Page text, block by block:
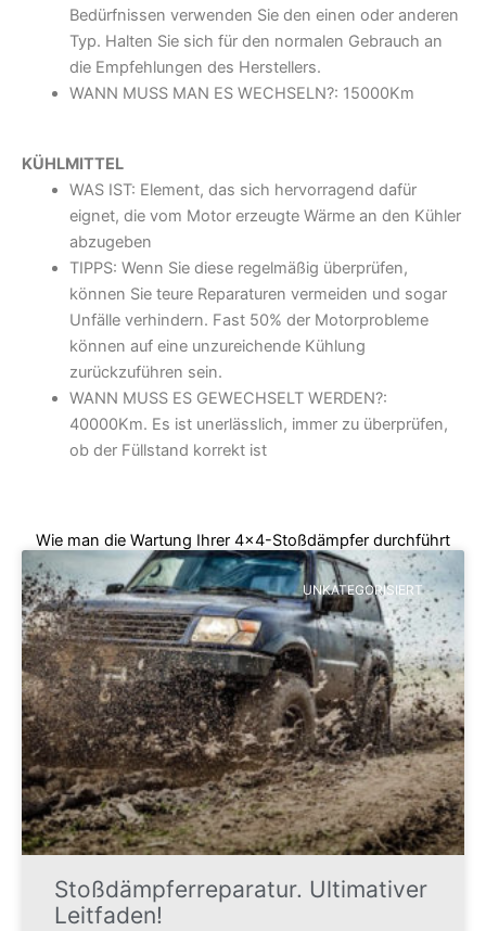
Bedürfnissen verwenden Sie den einen oder anderen
Typ. Halten Sie sich für den normalen Gebrauch an
die Empfehlungen des Herstellers.
WANN MUSS MAN ES WECHSELN?: 15000Km
KÜHLMITTEL
WAS IST: Element, das sich hervorragend dafür
eignet, die vom Motor erzeugte Wärme an den Kühler
abzugeben
TIPPS: Wenn Sie diese regelmäßig überprüfen,
können Sie teure Reparaturen vermeiden und sogar
Unfälle verhindern. Fast 50% der Motorprobleme
können auf eine unzureichende Kühlung
zurückzuführen sein.
WANN MUSS ES GEWECHSELT WERDEN?:
40000Km. Es ist unerlässlich, immer zu überprüfen,
ob der Füllstand korrekt ist
Wie man die Wartung Ihrer 4x4-Stoßdämpfer durchführt
UNKATEGORISIERT
Stoßdämpferreparatur. Ultimativer
Leitfaden!